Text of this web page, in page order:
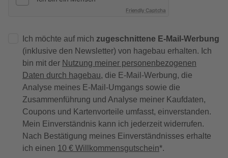
Friendly Captcha
Ich möchte auf mich zugeschnittene E-Mail-Werbung
(inklusive den Newsletter) von hagebau erhalten. Ich
bin mit der Nutzung meiner personenbezogenen
Daten durch hagebau, die E-Mail-Werbung, die
Analyse meines E-Mail-Umgangs sowie die
Zusammenführung und Analyse meiner Kaufdaten,
Coupons und Kartenvorteile umfasst, einverstanden.
Mein Einverständnis kann ich jederzeit widerrufen.
Nach Bestätigung meines Einverständnisses erhalte
ich einen 10 € Willkommensgutschein*.